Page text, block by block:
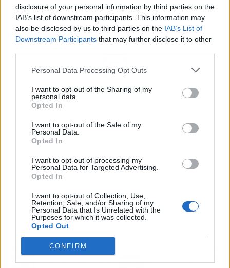
disclosure of your personal information by third parties on the
IAB’s list of downstream participants. This information may
also be disclosed by us to third parties on the IAB’s List of
Downstream Participants that may further disclose it to other
Personal Data Processing Opt Outs
I want to opt-out of the Sharing of my
personal data.
Opted In
I want to opt-out of the Sale of my
Personal Data.
Opted In
I want to opt-out of processing my
Personal Data for Targeted Advertising.
Opted In
I want to opt-out of Collection, Use,
Retention, Sale, and/or Sharing of my
Personal Data that Is Unrelated with the
Purposes for which it was collected.
Opted Out
CONFIRM
Ver esta publicación en Instagram
Artículo anterior